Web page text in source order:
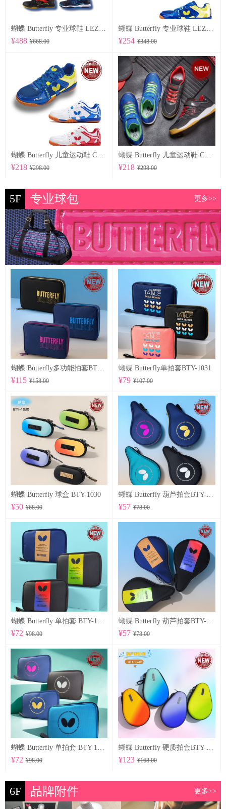
蝴蝶 Butterfly 专业球鞋 LEZOLINE-12
¥488 ¥668.00
蝴蝶 Butterfly 专业球鞋 LEZOLINE-10
¥254 ¥348.00
蝴蝶 Butterfly 儿童运动鞋 CHD-6
¥218 ¥298.00
蝴蝶 Butterfly 儿童运动鞋 CHD-5
¥218 ¥298.00
5F 专业球包 更多>>
蝴蝶 Butterfly多功能拍套BTY-1032
¥115 ¥158.00
蝴蝶 Butterfly单拍套BTY-1031
¥79 ¥107.00
蝴蝶 Butterfly 球盒 BTY-1030
¥50 ¥68.00
蝴蝶 Butterfly 葫芦拍套BTY-1028
¥57 ¥78.00
¥72 ¥98.00
蝴蝶 Butterfly 葫芦拍套BTY-1026
¥57 ¥78.00
¥72 ¥98.00
蝴蝶 Butterfly 硬质拍套BTY-1029
¥123 ¥168.00
6F 品牌附件 更多>>